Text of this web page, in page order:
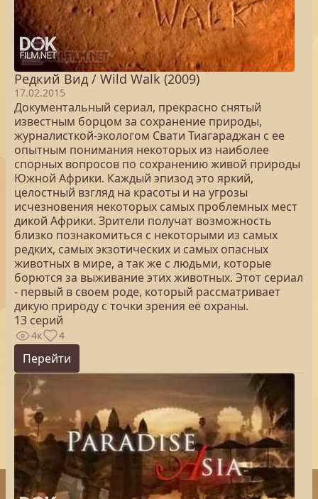
Редкий Вид / Wild Walk (2009)
17.02.2015
Документальный сериал, прекрасно снятый
известным борцом за сохранение природы,
журналисткой-экологом Свати Тиагараджан с ее
опытным понимания некоторых из наиболее
спорных вопросов по сохранению живой природы
Южной Африки. Каждый эпизод это яркий,
целостный взгляд на красоты и на угрозы
исчезновения некоторых самых проблемных мест
дикой Африки. Зрители получат возможность
близко познакомиться с некоторыми из самых
редких, самых экзотических и самых опасных
животных в мире, а так же с людьми, которые
борются за выживание этих животных. Этот сериал
- первый в своем роде, который рассматривает
дикую природу с точки зрения её охраны.
13 серий
4к 4
Перейти